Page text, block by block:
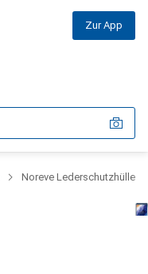
Zur App
Noreve Lederschutzhülle